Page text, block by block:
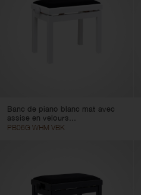
Banc de piano blanc mat avec
assise en velours...
PB06G WHM VBK